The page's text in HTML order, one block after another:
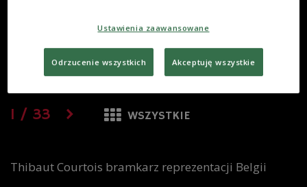
1 / 33 WSZYSTKIE
Thibaut Courtois bramkarz reprezentacji Belgii
Ustawienia zaawansowane
Odrzucenie wszystkich Akceptuję wszystkie